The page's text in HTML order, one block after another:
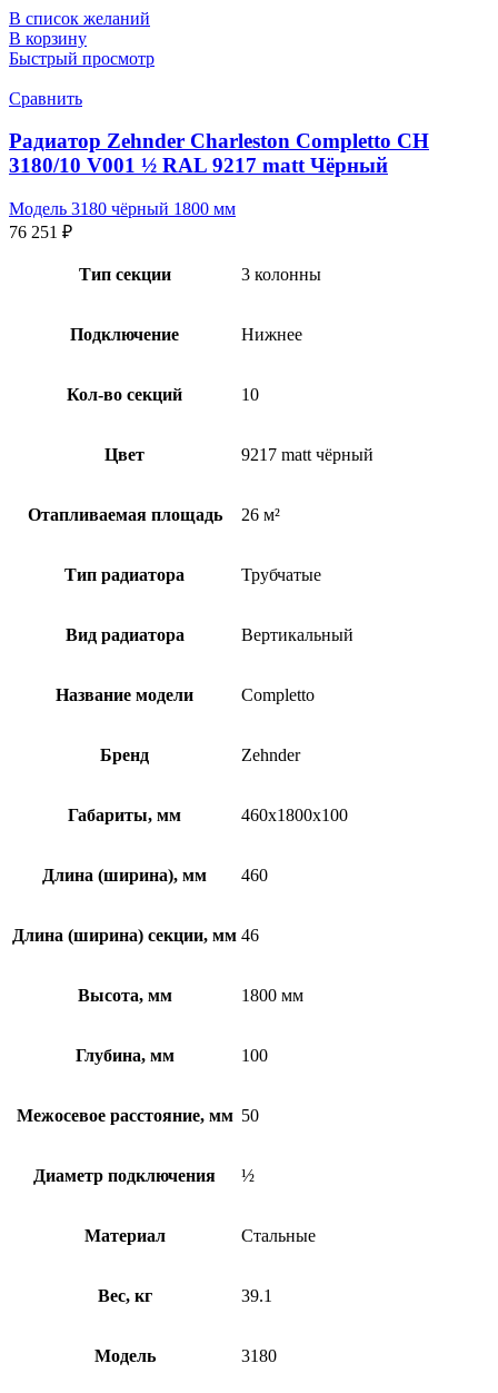
В список желаний
В корзину
Быстрый просмотр
Сравнить
Радиатор Zehnder Charleston Completto CH
3180/10 V001 ½ RAL 9217 matt Чёрный
Модель 3180 чёрный 1800 мм
76 251 ₽
Тип секции 3 колонны
Подключение Нижнее
Кол-во секций 10
Цвет 9217 matt чёрный
Отапливаемая площадь 26 м²
Тип радиатора Трубчатые
Вид радиатора Вертикальный
Название модели Completto
Бренд Zehnder
Габариты, мм 460x1800x100
Длина (ширина), мм 460
Длина (ширина) секции, мм 46
Высота, мм 1800 мм
Глубина, мм 100
Межосевое расстояние, мм 50
Диаметр подключения ½
Материал Стальные
Вес, кг 39.1
Модель 3180